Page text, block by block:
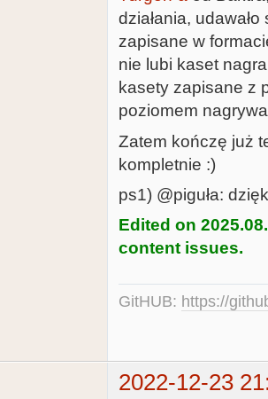
działania,
zapisane w
nie lubi kaset
kasety zapisane z
poziomem
Zatem kończę już
kompletnie :)
ps1) @piguła:
Edited on
content issues.
GitHUB: https://
2022-12-23